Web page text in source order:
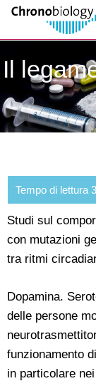
Il
Studi sul
con mutazioni
tra ritmi
Dopamina.
delle persone
funzionamento
in particolare